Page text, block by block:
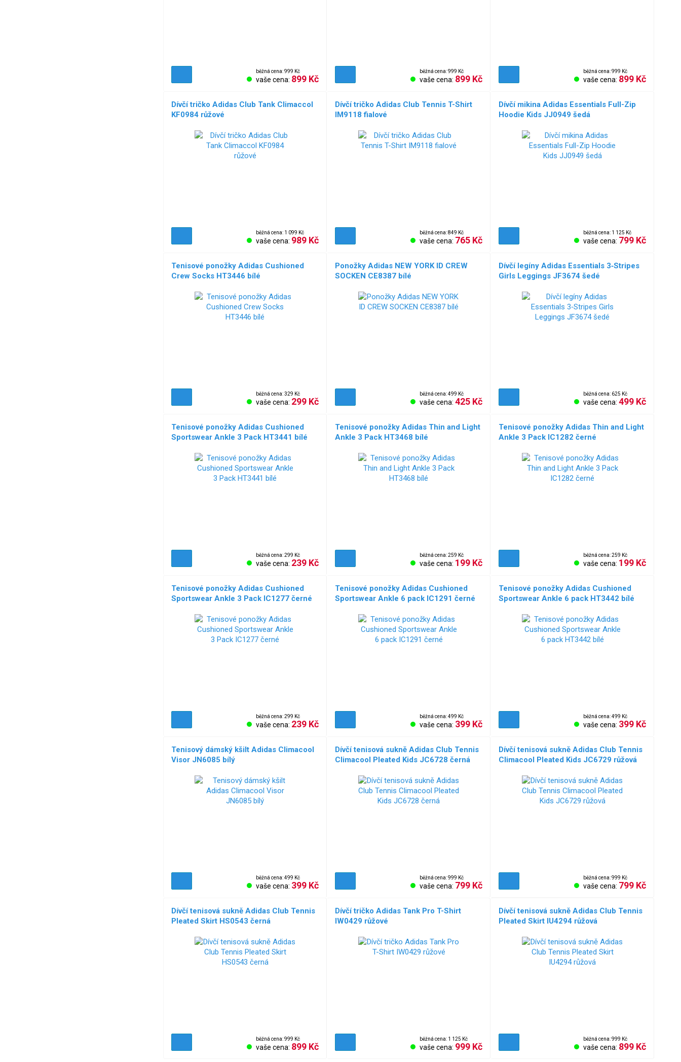
běžná cena: 999 Kč
vaše cena: 899 Kč
běžná cena: 999 Kč
vaše cena: 899 Kč
běžná cena: 999 Kč
vaše cena: 899 Kč
Dívčí tričko Adidas Club Tank Climaccol
KF0984 růžové
běžná cena: 1 099 Kč
vaše cena: 989 Kč
Dívčí tričko Adidas Club Tennis T-Shirt
IM9118 fialové
běžná cena: 849 Kč
vaše cena: 765 Kč
Dívčí mikina Adidas Essentials Full-Zip
Hoodie Kids JJ0949 šedá
běžná cena: 1 125 Kč
vaše cena: 799 Kč
Tenisové ponožky Adidas Cushioned
Crew Socks HT3446 bílé
běžná cena: 329 Kč
vaše cena: 299 Kč
Ponožky Adidas NEW YORK ID CREW
SOCKEN CE8387 bílé
běžná cena: 499 Kč
vaše cena: 425 Kč
Dívčí legíny Adidas Essentials 3‑Stripes
Girls Leggings JF3674 šedé
běžná cena: 625 Kč
vaše cena: 499 Kč
Tenisové ponožky Adidas Cushioned
Sportswear Ankle 3 Pack HT3441 bílé
běžná cena: 299 Kč
vaše cena: 239 Kč
Tenisové ponožky Adidas Thin and Light
Ankle 3 Pack HT3468 bílé
běžná cena: 259 Kč
vaše cena: 199 Kč
Tenisové ponožky Adidas Thin and Light
Ankle 3 Pack IC1282 černé
běžná cena: 259 Kč
vaše cena: 199 Kč
Tenisové ponožky Adidas Cushioned
Sportswear Ankle 3 Pack IC1277 černé
běžná cena: 299 Kč
vaše cena: 239 Kč
Tenisové ponožky Adidas Cushioned
Sportswear Ankle 6 pack IC1291 černé
běžná cena: 499 Kč
vaše cena: 399 Kč
Tenisové ponožky Adidas Cushioned
Sportswear Ankle 6 pack HT3442 bílé
běžná cena: 499 Kč
vaše cena: 399 Kč
Tenisový dámský kšilt Adidas Climacool
Visor JN6085 bílý
běžná cena: 499 Kč
vaše cena: 399 Kč
Dívčí tenisová sukně Adidas Club Tennis
Climacool Pleated Kids JC6728 černá
běžná cena: 999 Kč
vaše cena: 799 Kč
Dívčí tenisová sukně Adidas Club Tennis
Climacool Pleated Kids JC6729 růžová
běžná cena: 999 Kč
vaše cena: 799 Kč
Dívčí tenisová sukně Adidas Club Tennis
Pleated Skirt HS0543 černá
běžná cena: 999 Kč
vaše cena: 899 Kč
Dívčí tričko Adidas Tank Pro T-Shirt
IW0429 růžové
běžná cena: 1 125 Kč
vaše cena: 999 Kč
Dívčí tenisová sukně Adidas Club Tennis
Pleated Skirt IU4294 růžová
běžná cena: 999 Kč
vaše cena: 899 Kč